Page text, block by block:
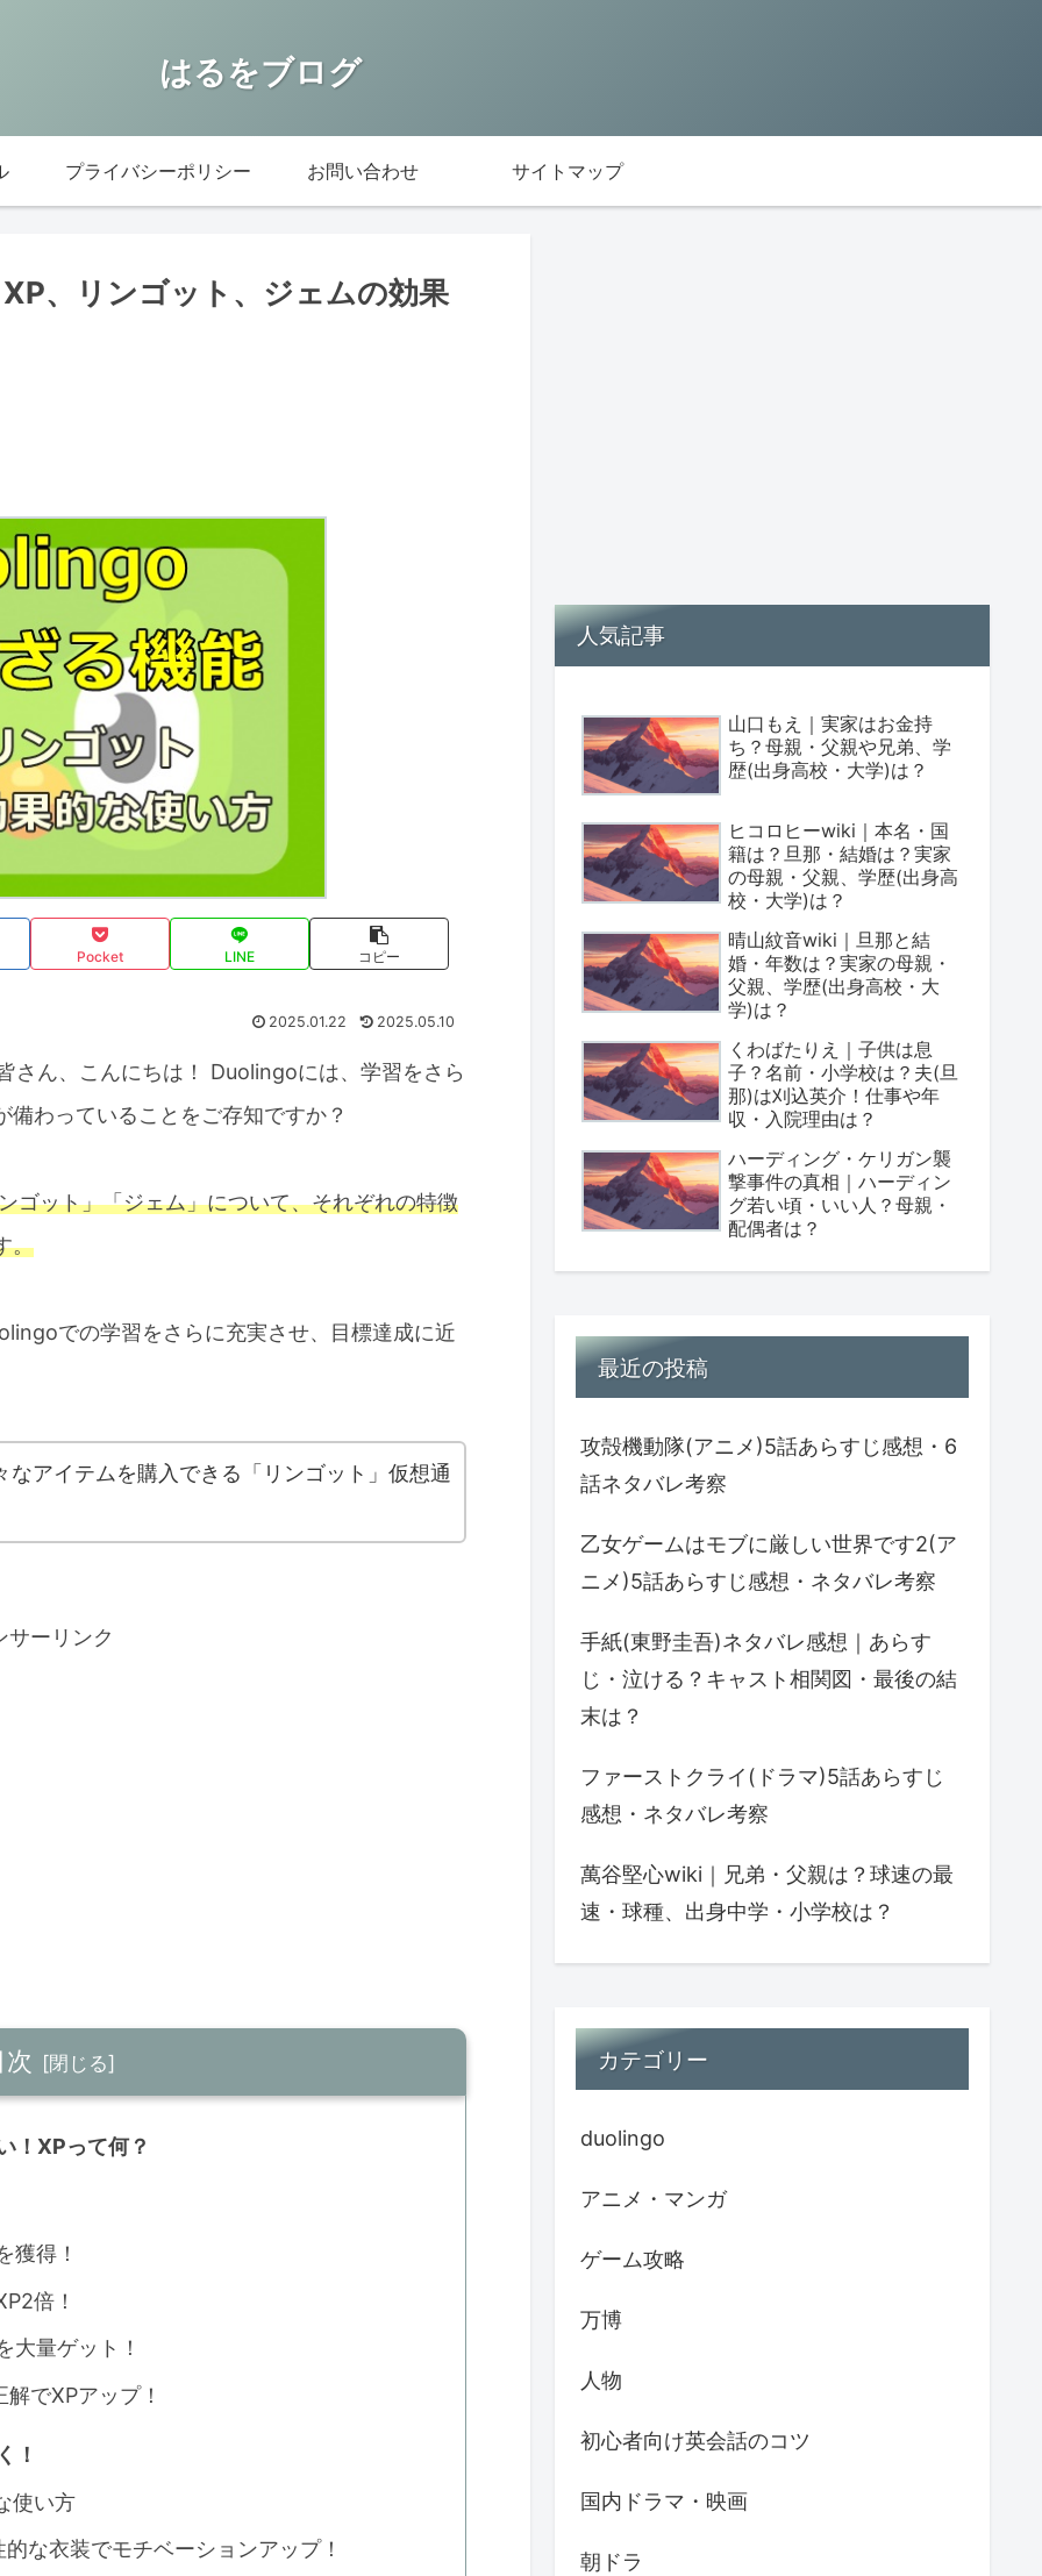
はるをブログ
プライバシーポリシー お問い合わせ サイトマップ
、リンゴット、ジェムの効果
Pocket LINE コピー
2025.01.22 2025.05.10
さん、こんにちは！ Duolingoには、学習をさら
わっていることをご存知ですか？
ゴット」「ジェム」について、それぞれの特徴
。
での学習をさらに充実させ、目標達成に近
アイテムを購入できる「リンゴット」仮想通
サーリンク
次
！XPって何？
獲得！
倍！
大量ゲット！
でXPアップ！
！
使い方
な衣装でモチベーションアップ！
人気記事
山口もえ｜実家はお金持
ち？母親・父親や兄弟、学
歴(出身高校・大学)は？
ヒコロヒーwiki｜本名・国
籍は？旦那・結婚は？実家
の母親・父親、学歴(出身高
校・大学)は？
晴山紋音wiki｜旦那と結
婚・年数は？実家の母親・
父親、学歴(出身高校・大
学)は？
くわばたりえ｜子供は息
子？名前・小学校は？夫(旦
那)は刈込英介！仕事や年
収・入院理由は？
ハーディング・ケリガン襲
撃事件の真相｜ハーディン
グ若い頃・いい人？母親・
配偶者は？
最近の投稿
攻殻機動隊(アニメ)5話あらすじ感想・6
話ネタバレ考察
乙女ゲームはモブに厳しい世界です2(ア
ニメ)5話あらすじ感想・ネタバレ考察
手紙(東野圭吾)ネタバレ感想｜あらす
じ・泣ける？キャスト相関図・最後の結
末は？
ファーストクライ(ドラマ)5話あらすじ
感想・ネタバレ考察
萬谷堅心wiki｜兄弟・父親は？球速の最
速・球種、出身中学・小学校は？
カテゴリー
duolingo
アニメ・マンガ
ゲーム攻略
万博
人物
初心者向け英会話のコツ
国内ドラマ・映画
朝ドラ